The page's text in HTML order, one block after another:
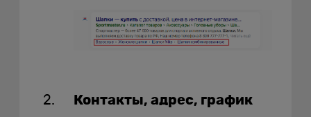
Контакты, адрес, график